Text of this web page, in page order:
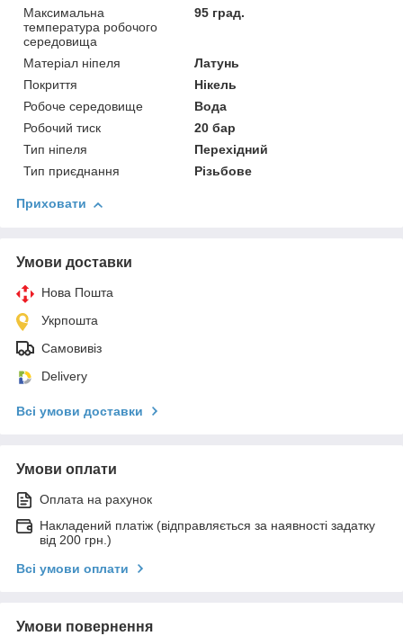
Максимальна
температура робочого
середовища
95 град.
Матеріал ніпеля
Латунь
Покриття
Нікель
Робоче середовище
Вода
Робочий тиск
20 бар
Тип ніпеля
Перехідний
Тип приєднання
Різьбове
Приховати
Умови доставки
Нова Пошта
Укрпошта
Самовивіз
Delivery
Всі умови доставки
Умови оплати
Оплата на рахунок
Накладений платіж (відправляється за наявності задатку
від 200 грн.)
Всі умови оплати
Умови повернення